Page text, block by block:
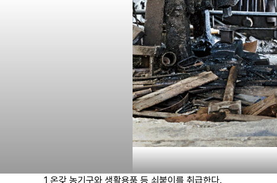
1 온갖 농기구와 생활용품 등 쇠붙이를 취급한다.